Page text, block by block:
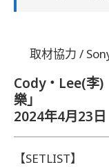
取材協力 /
Cody・Lee(李)
樂」
2024年4月23
【SETLIST】